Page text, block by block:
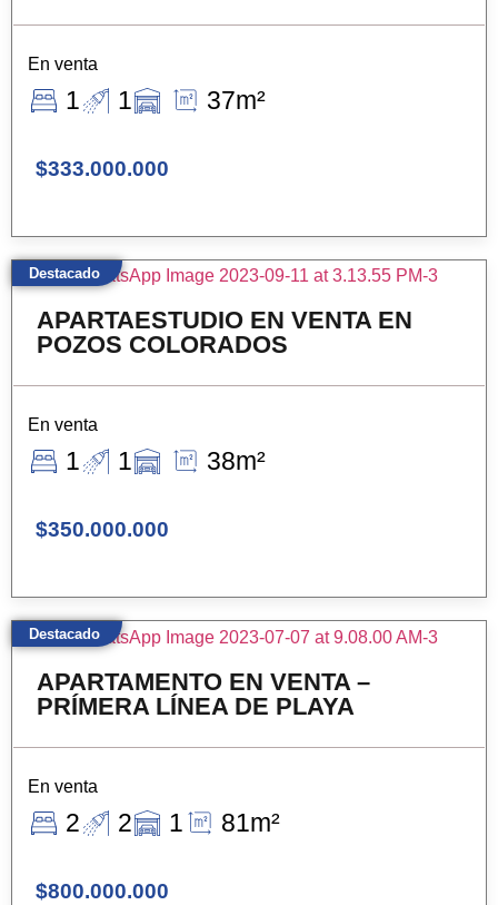
En venta
1 1 37m²
$333.000.000
APARTAESTUDIO EN VENTA EN
POZOS COLORADOS
En venta
1 1 38m²
$350.000.000
Destacado
APARTAMENTO EN VENTA –
PRÍMERA LÍNEA DE PLAYA
En venta
2 2 1 81m²
$800.000.000
Destacado